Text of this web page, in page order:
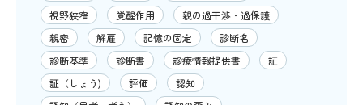
視野狭窄
覚醒作用
親の過干渉・過保護
親密
解雇 記憶の固定
診断名
診断基準
診断書 診療情報提供書
証
証（しょう)
評価
認知